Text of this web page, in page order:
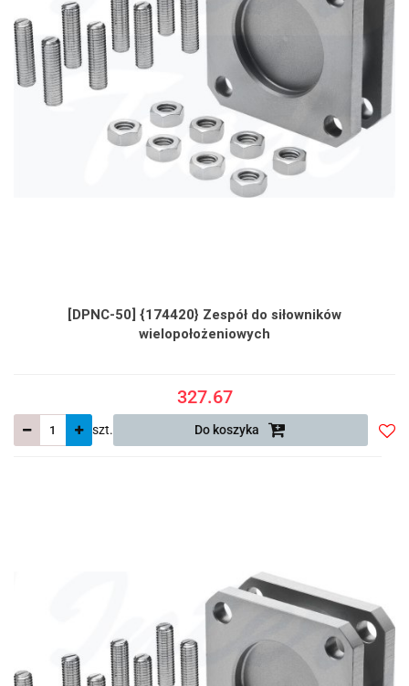
[DPNC-50] {174420} Zespół do siłowników
wielopołożeniowych
327.67
szt. Do koszyka